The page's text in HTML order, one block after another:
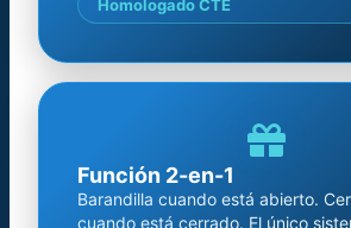
Homologado CTE
Función 2-en-1
Barandilla cuando está abierto.
cuando está cerrado. El único